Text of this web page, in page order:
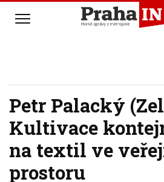
Petr Palacký
Kultivace
na textil ve
prostoru